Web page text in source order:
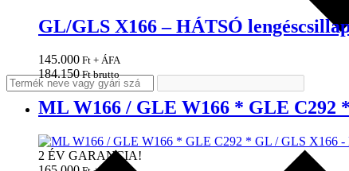
GL/GLS X166 – HÁTSÓ
145.000 Ft + ÁFA
184.150Ft brutto
ML W166 / GLE W166 * GLE C292
2 ÉV GARANCIA!